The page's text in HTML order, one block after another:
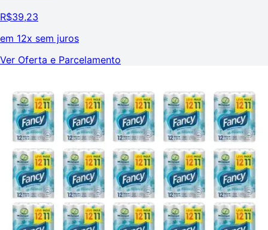
R$39,23
em 12x sem juros
Ver Oferta e Parcelamento